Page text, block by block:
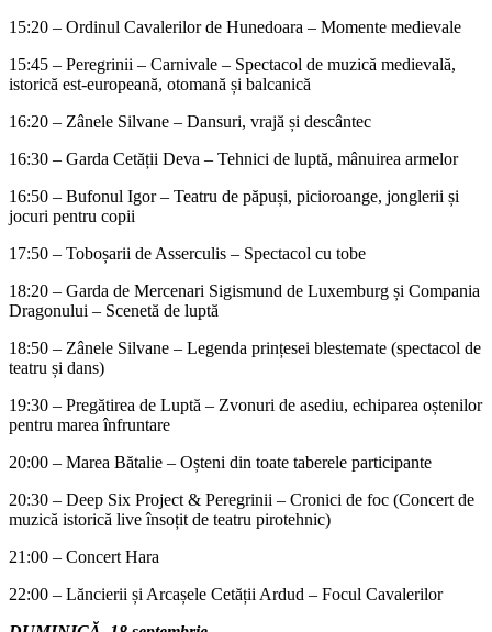
15:20 – Ordinul Cavalerilor de Hunedoara – Momente medievale
15:45 – Peregrinii – Carnivale – Spectacol de muzică medievală,
istorică est-europeană, otomană și balcanică
16:20 – Zânele Silvane – Dansuri, vrajă și descântec
16:30 – Garda Cetății Deva – Tehnici de luptă, mânuirea armelor
16:50 – Bufonul Igor – Teatru de păpuși, picioroange, jonglerii și
jocuri pentru copii
17:50 – Toboșarii de Asserculis – Spectacol cu tobe
18:20 – Garda de Mercenari Sigismund de Luxemburg și Compania
Dragonului – Scenetă de luptă
18:50 – Zânele Silvane – Legenda prințesei blestemate (spectacol de
teatru și dans)
19:30 – Pregătirea de Luptă – Zvonuri de asediu, echiparea oștenilor
pentru marea înfruntare
20:00 – Marea Bătalie – Oșteni din toate taberele participante
20:30 – Deep Six Project & Peregrinii – Cronici de foc (Concert de
muzică istorică live însoțit de teatru pirotehnic)
21:00 – Concert Hara
22:00 – Lăncierii și Arcașele Cetății Ardud – Focul Cavalerilor